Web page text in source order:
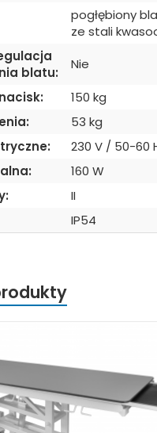
pogłębiony
ze stali
blatu:
Nie
150 kg
53 kg
230 V / 50-60
160 W
II
IP54